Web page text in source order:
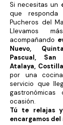
Si necesitas un
que responda
Pucheros del
Llevamos
acompañando
Nuevo,
Pascual,
Atalaya,
por una
servicio que
ocasión.
Tú te relajas
encargamos